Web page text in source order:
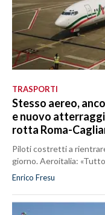
TRASPORTI
Stesso aereo,
e nuovo
rotta Roma-
Piloti costretti a
giorno. Aeroitalia:
Enrico Fresu